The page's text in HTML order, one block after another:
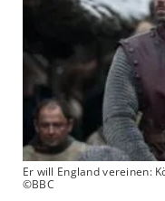
Er will England vereinen:
©BBC